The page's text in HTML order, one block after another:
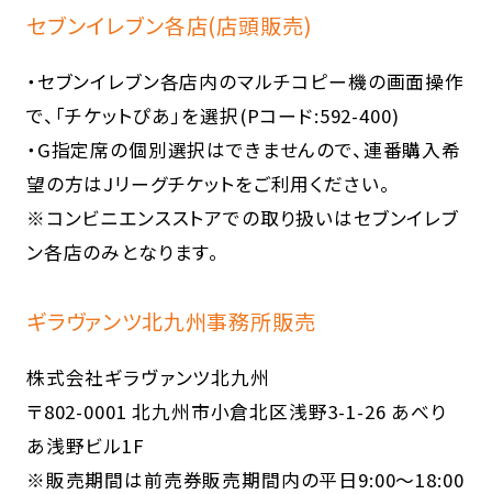
セブンイレブン各店(店頭販売)
・セブンイレブン各店内のマルチコピー機の画面操作
で、「チケットぴあ」を選択(Pコード:592-400)
・G指定席の個別選択はできませんので、連番購入希
望の方はJリーグチケットをご利用ください。
※コンビニエンスストアでの取り扱いはセブンイレブ
ン各店のみとなります。
ギラヴァンツ北九州事務所販売
株式会社ギラヴァンツ北九州
〒802-0001 北九州市小倉北区浅野3-1-26 あべり
あ浅野ビル1F
※販売期間は前売券販売期間内の平日9:00～18:00